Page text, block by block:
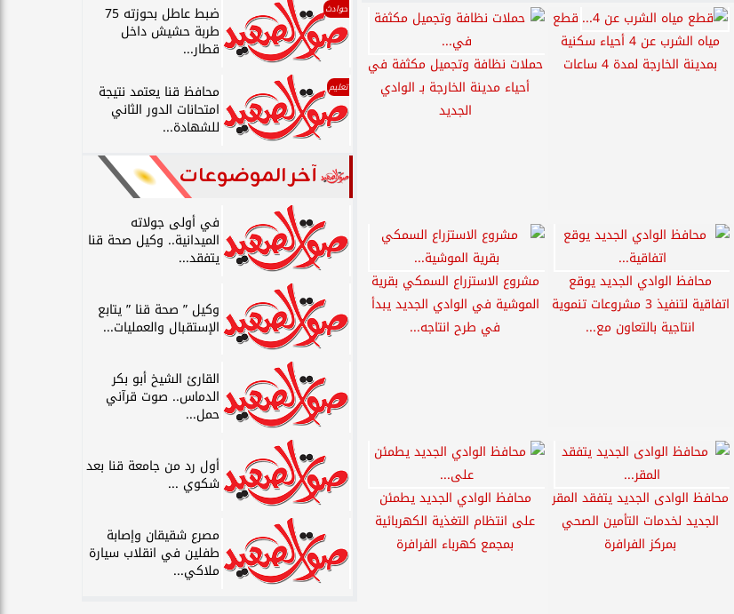
قطع
مياه الشرب عن 4 أحياء سكنية
بمدينة الخارجة لمدة 4 ساعات
حملات نظافة وتجميل مكثفة في
أحياء مدينة الخارجة بـ الوادي
الجديد
محافظ الوادي الجديد يوقع
اتفاقية لتنفيذ 3 مشروعات تنموية
انتاجية بالتعاون مع...
مشروع الاستزراع السمكي بقرية
الموشية في الوادي الجديد يبدأ
في طرح انتاجه...
محافظ الوادى الجديد يتفقد المقر
الجديد لخدمات التأمين الصحي
بمركز الفرافرة
محافظ الوادي الجديد يطمئن
على انتظام التغذية الكهربائية
بمجمع كهرباء الفرافرة
حوادث ضبط عاطل بحوزته 75
طربة حشيش داخل
قطار...
تعليم محافظ قنا يعتمد نتيجة
امتحانات الدور الثاني
للشهادة...
آخر الموضوعات
في أولى جولاته
الميدانية.. وكيل صحة قنا
يتفقد...
وكيل ” صحة قنا ” يتابع
الإستقبال والعمليات...
القارئ الشيخ أبو بكر
الدماس.. صوت قرآني
حمل...
أول رد من جامعة قنا بعد
شكوي ...
مصرع شقيقان وإصابة
طفلين في انقلاب سيارة
ملاكي...